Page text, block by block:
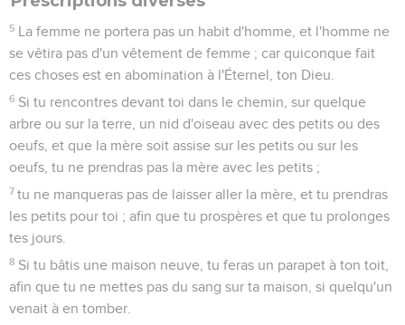
5 La femme ne portera pas un habit d'homme, et l'homme ne
se vêtira pas d'un vêtement de femme ; car quiconque fait
ces choses est en abomination à l'Éternel, ton Dieu.
6 Si tu rencontres devant toi dans le chemin, sur quelque
arbre ou sur la terre, un nid d'oiseau avec des petits ou des
oeufs, et que la mère soit assise sur les petits ou sur les
oeufs, tu ne prendras pas la mère avec les petits ;
7 tu ne manqueras pas de laisser aller la mère, et tu prendras
les petits pour toi ; afin que tu prospères et que tu prolonges
tes jours.
8 Si tu bâtis une maison neuve, tu feras un parapet à ton toit,
afin que tu ne mettes pas du sang sur ta maison, si quelqu'un
venait à en tomber.